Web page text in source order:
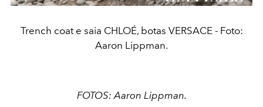
Trench coat e saia CHLOÉ, botas VERSACE - Foto:
Aaron Lippman.
FOTOS: Aaron Lippman.